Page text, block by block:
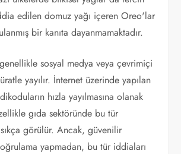
edilen domuz yağı içeren Oreo'lar
bir kanıta dayanmamaktadır.
sosyal medya veya çevrimiçi
yayılır. İnternet üzerinde yapılan
hızla yayılmasına olanak
gıda sektöründe bu tür
görülür. Ancak, güvenilir
yapmadan, bu tür iddiaları